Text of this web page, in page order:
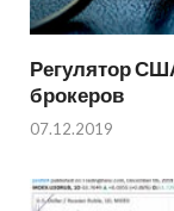
Регулятор
брокеров
07.12.2019